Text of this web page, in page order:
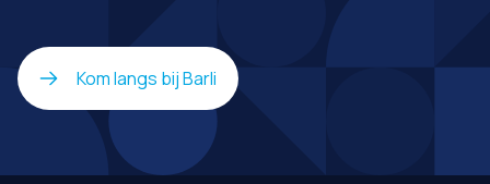
Kom langs bij Barli